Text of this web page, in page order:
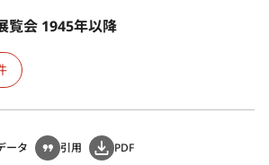
第32回講談社エッセイ賞受賞。2020年、東
郷から幻境へ、そして現況は?」を開催。
館表慶館で「横尾忠則 寒山拾得」展が開催
：2023-09-11）
覧会 1945年以降
ータ 引用 PDF